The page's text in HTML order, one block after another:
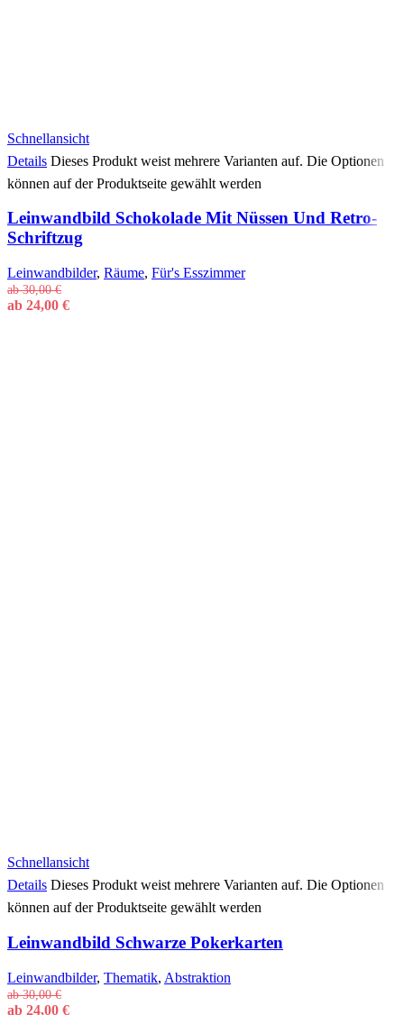
Schnellansicht
Details Dieses Produkt weist mehrere Varianten auf. Die Optionen
können auf der Produktseite gewählt werden
Leinwandbild Schokolade Mit Nüssen Und Retro-
Schriftzug
Leinwandbilder, Räume, Für's Esszimmer
ab30,00€
ab 24,00 €
Schnellansicht
Details Dieses Produkt weist mehrere Varianten auf. Die Optionen
können auf der Produktseite gewählt werden
Leinwandbild Schwarze Pokerkarten
Leinwandbilder, Thematik, Abstraktion
ab30,00€
ab 24,00 €